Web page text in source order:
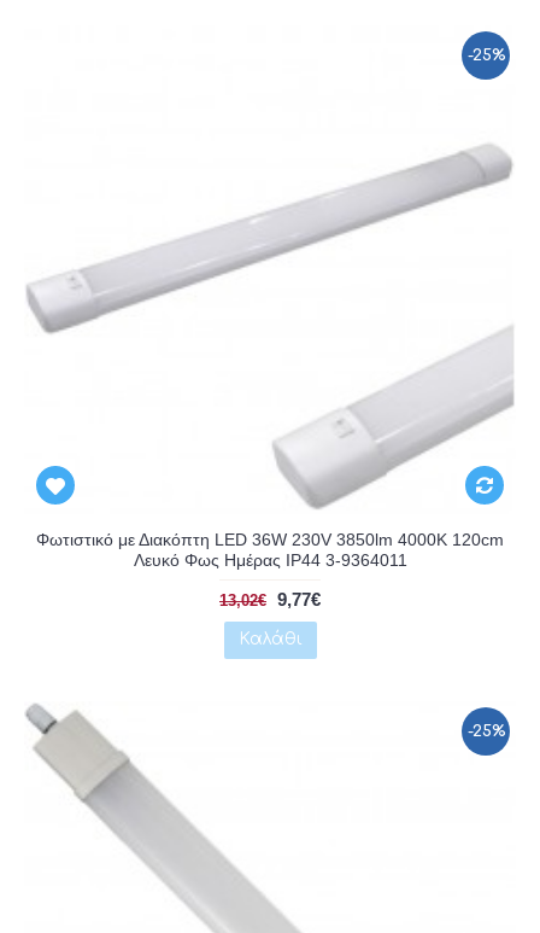
-25%
Φωτιστικό με Διακόπτη LED 36W 230V 3850lm 4000K 120cm
Λευκό Φως Ημέρας IP44 3-9364011
13,02€ 9,77€
Καλάθι
-25%